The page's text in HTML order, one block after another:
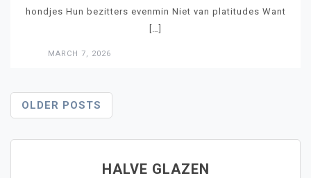
hondjes Hun bezitters evenmin Niet van platitudes Want
[…]
MARCH 7, 2026
Posts
OLDER POSTS
HALVE GLAZEN